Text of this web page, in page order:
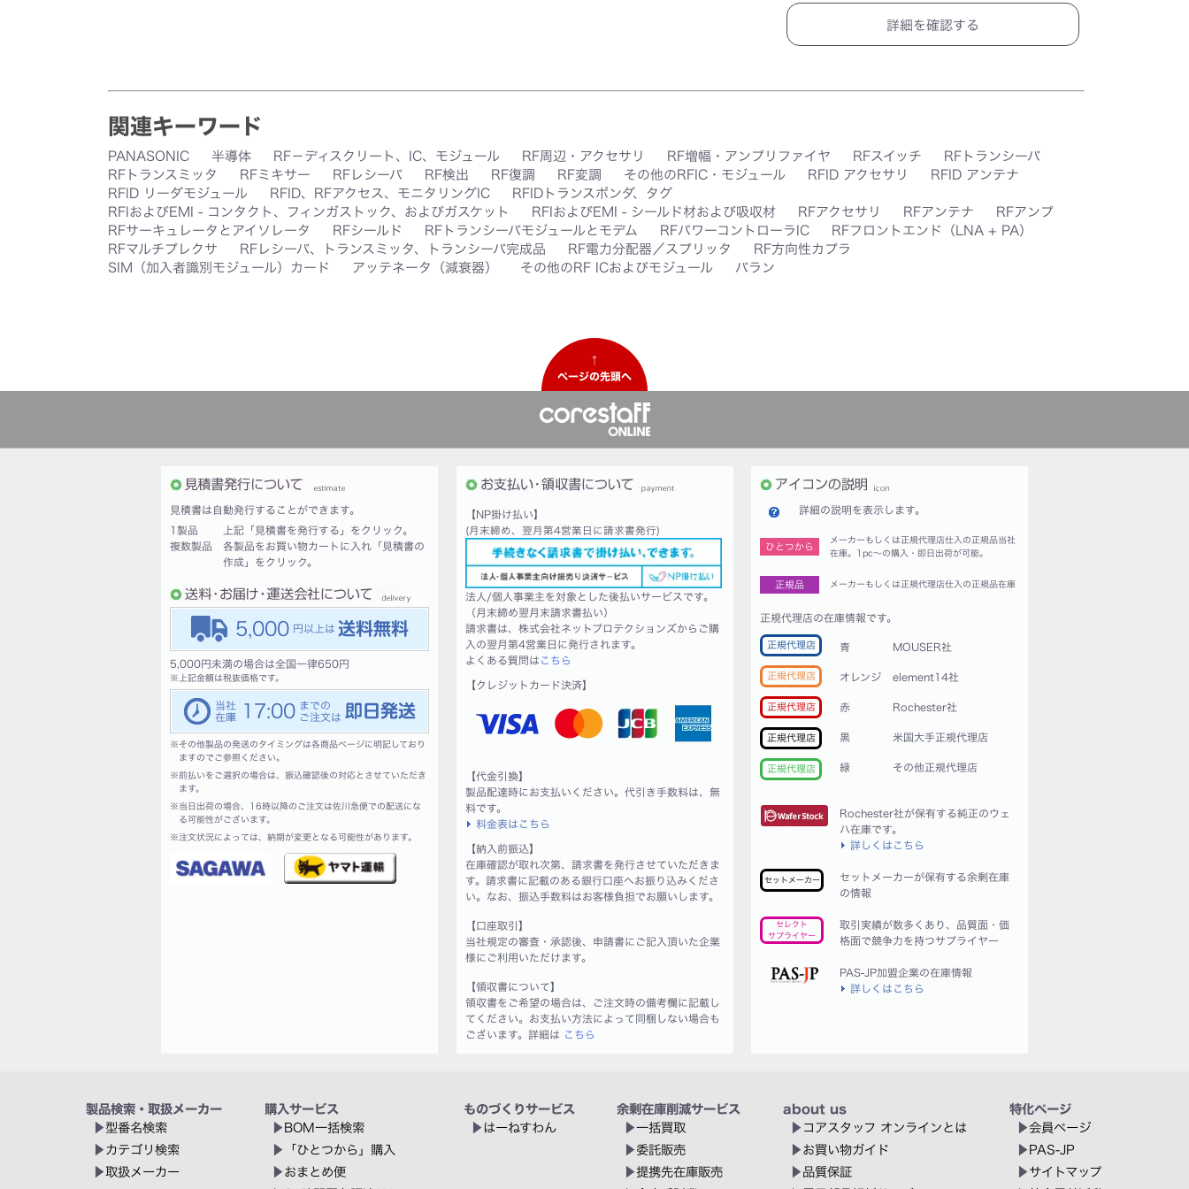
詳細を確認する
関連キーワード
PANASONIC 半導体 RF－ディスクリート、IC、モジュール RF周辺・アクセサリ RF増幅・アンプリファイヤ RFスイッチ
RFトランシーバ
RFトランスミッタ
RFミキサー RFレシーバ RF検出 RF復調 RF変調 その他のRFIC・モジュール RFID アクセサリ
RFID アンテナ
RFID リーダモジュール
RFID、RFアクセス、モニタリングIC
RFIDトランスポンダ、タグ
RFIおよびEMI - コンタクト、フィンガストック、およびガスケット
RFIおよびEMI - シールド材および吸収材 RFアクセサリ RFアンテナ
RFアンプ
RFサーキュレータとアイソレータ
RFシールド RFトランシーバモジュールとモデム RFパワーコントローラIC
RFフロントエンド（LNA + PA）
RFマルチプレクサ
RFレシーバ、トランスミッタ、トランシーバ完成品 RF電力分配器／スプリッタ
RF方向性カプラ
SIM（加入者識別モジュール）カード
アッテネータ（減衰器） その他のRF ICおよびモジュール バラン
↑
ページの先頭へ
見積書は自動発行することができます。
1製品
上記「見積書を発行する」をクリック。
複数製品
各製品をお買い物カートに入れ「見積書の
作成」をクリック。
5,000
5,000円未満の場合は全国一律650円
※ 上記金額は税抜価格です。
17:00
※その他製品の発送のタイミングは各商品ページに明記しており
ますのでご参照ください。
※前払いをご選択の場合は、振込確認後の対応とさせていただき
ます。
※ 当日出荷の場合、16時以降のご注文は佐川急便での配送にな
る可能性がございます。
※注文状況によっては、納期が変更となる可能性があります。
【NP掛け払い】
(月末締め、翌月第4営業日に請求書発行)
法人/個人事業主を対象とした後払いサービスです。
（月末締め翌月末請求書払い）
請求書は、株式会社ネットプロテクションズからご購
入の翌月第4営業日に発行されます。
よくある質問は こちら
【クレジットカード決済】
【代金引換】
製品配達時にお支払いください。代引き手数料は、無
料です。
料金表はこちら
【納入前振込】
在庫確認が取れ次第、請求書を発行させていただきま
す。請求書に記載のある銀行口座へお振り込みくださ
い。なお、振込手数料はお客様負担でお願いします。
【口座取引】
当社規定の審査・承認後、申請書にご記入頂いた企業
様にご利用いただけます。
【領収書について】
領収書をご希望の場合は、ご注文時の備考欄に記載し
てください。お支払い方法によって同梱しない場合も
ございます。詳細は こちら
詳細の説明を表示します。
ひとつから
メーカーもしくは正規代理店仕入の正規品当社
在庫。1pc〜の購入・即日出荷が可能。
正規品 メーカーもしくは正規代理店仕入の正規品在庫
正規代理店の在庫情報です。
正規代理店
正規代理店
正規代理店
正規代理店
正規代理店
青 MOUSER社
オレンジ element14社
赤 Rochester社
黒 米国大手正規代理店
緑 その他正規代理店
Rochester社が保有する純正のウェ
ハ在庫です。
詳しくはこちら
セットメーカー
セットメーカーが保有する余剰在庫
の情報
セレクト
サプライヤー
取引実績が数多くあり、品質面・価
格面で競争力を持つサプライヤー
PAS-JP加盟企業の在庫情報
詳しくはこちら
製品検索・取扱メーカー
型番名検索
カテゴリ検索
取扱メーカー
購入サービス
BOM一括検索
「ひとつから」購入
おまとめ便
ものづくりサービス
はーねすわん
余剰在庫削減サービス
一括買取
委託販売
提携先在庫販売
about us
コアスタッフ オンラインとは
お買い物ガイド
品質保証
特化ページ
会員ページ
PAS-JP
サイトマップ